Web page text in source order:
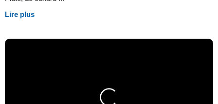
Lire plus